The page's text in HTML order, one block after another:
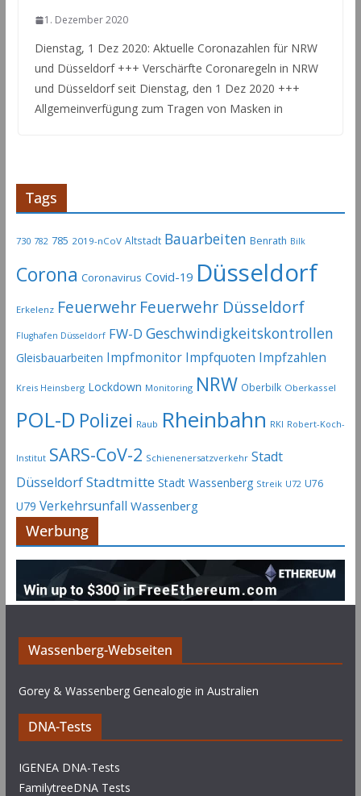
1. Dezember 2020
Dienstag, 1 Dez 2020: Aktuelle Coronazahlen für NRW
und Düsseldorf +++ Verschärfte Coronaregeln in NRW
und Düsseldorf seit Dienstag, den 1 Dez 2020 +++
Allgemeinverfügung zum Tragen von Masken in
Tags
730 782 785 2019-nCoV Altstadt Bauarbeiten Benrath Bilk
Corona Coronavirus Covid-19 Düsseldorf
Erkelenz Feuerwehr Feuerwehr Düsseldorf
Flughafen Düsseldorf FW-D Geschwindigkeitskontrollen
Gleisbauarbeiten Impfmonitor Impfquoten Impfzahlen
Kreis Heinsberg Lockdown Monitoring NRW Oberbilk Oberkassel
POL-D Polizei Raub Rheinbahn RKI Robert-Koch-
Institut SARS-CoV-2 Schienenersatzverkehr Stadt
DüsseldorfStadtmitte Stadt Wassenberg Streik U72 U76
U79 Verkehrsunfall Wassenberg
Werbung
Wassenberg-Webseiten
Gorey & Wassenberg Genealogie in Australien
DNA-Tests
IGENEA DNA-Tests
FamilytreeDNA Tests